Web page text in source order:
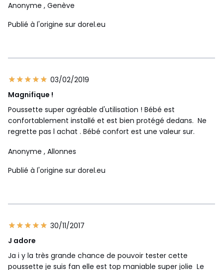
Anonyme , Genève
Publié à l'origine sur dorel.eu
03/02/2019
Magnifique !
Poussette super agréable d'utilisation ! Bébé est
confortablement installé et est bien protégé dedans. Ne
regrette pas l achat . Bébé confort est une valeur sur.
Anonyme , Allonnes
Publié à l'origine sur dorel.eu
30/11/2017
J adore
Ja i y la très grande chance de pouvoir tester cette
poussette je suis fan elle est top maniable super jolie Le